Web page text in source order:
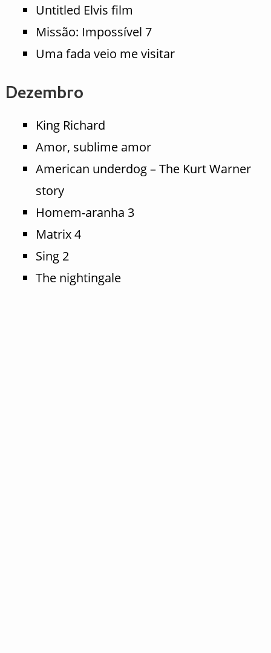
Untitled Elvis film
Missão: Impossível 7
Uma fada veio me visitar
Dezembro
King Richard
Amor, sublime amor
American underdog – The Kurt Warner
story
Homem-aranha 3
Matrix 4
Sing 2
The nightingale